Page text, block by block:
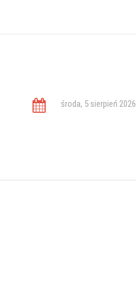
środa, 5 sierpień 2026